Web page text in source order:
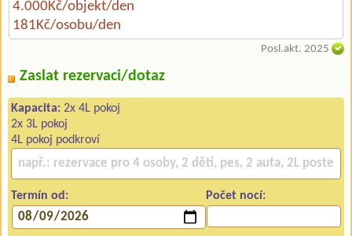
4.000Kč/objekt/den
181Kč/osobu/den
Posl.akt. 2025
Zaslat rezervaci/dotaz
Kapacita: 2x 4L pokoj
2x 3L pokoj
4L pokoj podkroví
Termín od: Počet nocí: